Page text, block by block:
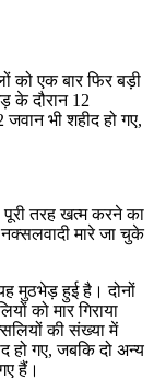
को एक बार फिर बड़ी
के दौरान 12
भी शहीद हो गए,
तरह खत्म करने का
मारे जा चुके
मुठभेड़ हुई है। दोनों
को मार गिराया
की संख्या में
हो गए, जबकि दो अन्य
हैं।